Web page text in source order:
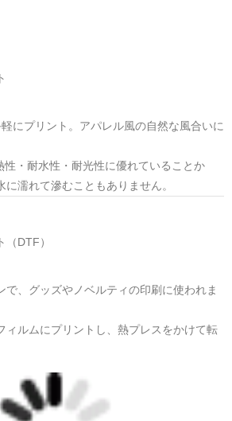
life.
委員
璧になることではありません。
、また挑戦したり。
員は、日本語学習の楽しさとユーモア
レクション。
にプリント。アパレル風の自然な風合いに
性・耐水性・耐光性に優れていることか
濡れて滲むこともありません。
DTF）
で、グッズやノベルティの印刷に使われま
ィルムにプリントし、熱プレスをかけて転